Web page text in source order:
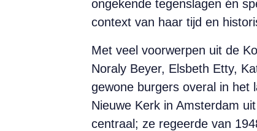
ongekende tegenslagen én
context van haar tijd en
Met veel voorwerpen uit de
Noraly Beyer, Elsbeth Etty,
gewone burgers overal in het
Nieuwe Kerk in Amsterdam
centraal; ze regeerde van